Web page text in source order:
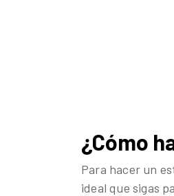
¿Cómo
Para hacer un
ideal que sigas